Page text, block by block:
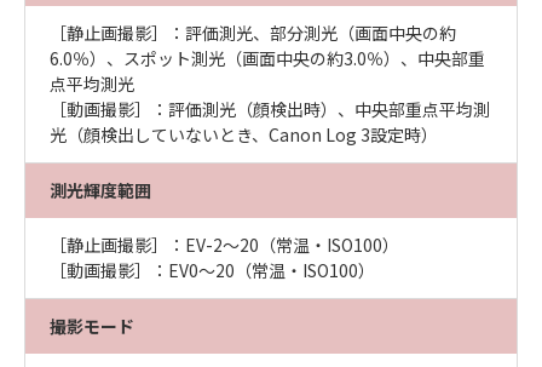
［静止画撮影］：評価測光、部分測光（画面中央の約
6.0％）、スポット測光（画面中央の約3.0％）、中央部重
点平均測光
［動画撮影］：評価測光（顔検出時）、中央部重点平均測
光（顔検出していないとき、Canon Log 3設定時）
測光輝度範囲
［静止画撮影］：EV-2～20（常温・ISO100）
［動画撮影］：EV0～20（常温・ISO100）
撮影モード